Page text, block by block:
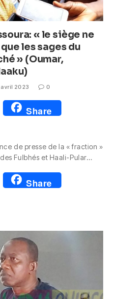
« le siège ne
les sages du
» (Oumar,
avril 2023 0
M
e
e
n
g
Share
de presse de la « fraction »
Fulbhés et Haali-Pular…
M
e
n
Share